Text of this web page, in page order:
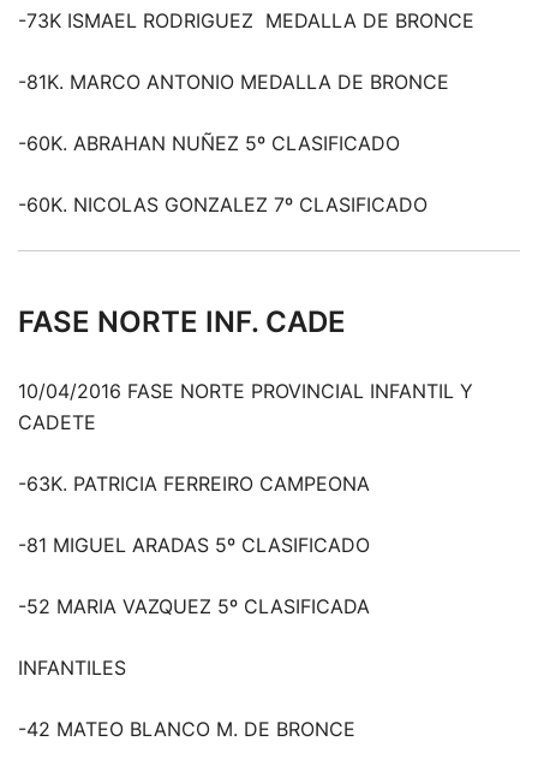
-73K ISMAEL RODRIGUEZ MEDALLA DE BRONCE
-81K. MARCO ANTONIO MEDALLA DE BRONCE
-60K. ABRAHAN NUÑEZ 5º CLASIFICADO
-60K. NICOLAS GONZALEZ 7º CLASIFICADO
FASE NORTE INF. CADE
10/04/2016 FASE NORTE PROVINCIAL INFANTIL Y
CADETE
-63K. PATRICIA FERREIRO CAMPEONA
-81 MIGUEL ARADAS 5º CLASIFICADO
-52 MARIA VAZQUEZ 5º CLASIFICADA
INFANTILES
-42 MATEO BLANCO M. DE BRONCE